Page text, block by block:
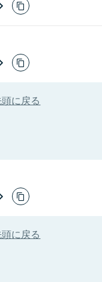
に戻る
に戻る